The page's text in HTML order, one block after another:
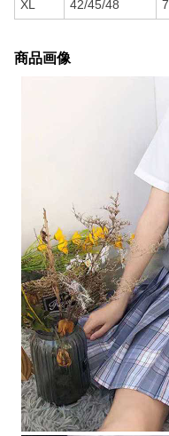
XL 42/45/48
商品画像